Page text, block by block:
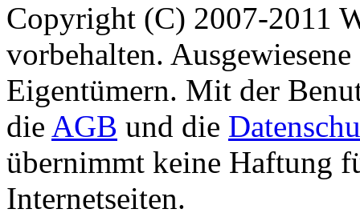
Copyright (C) 2007-2011
vorbehalten.
Eigentümern. Mit der
die AGB und die
übernimmt keine Haftung
Internetseiten.